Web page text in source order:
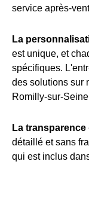
service après-
La
est unique, et
spécifiques.
des solutions sur
Romilly-sur-
La transparence
détaillé et sans
qui est inclus